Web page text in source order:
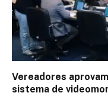
Vereadores
sistema de